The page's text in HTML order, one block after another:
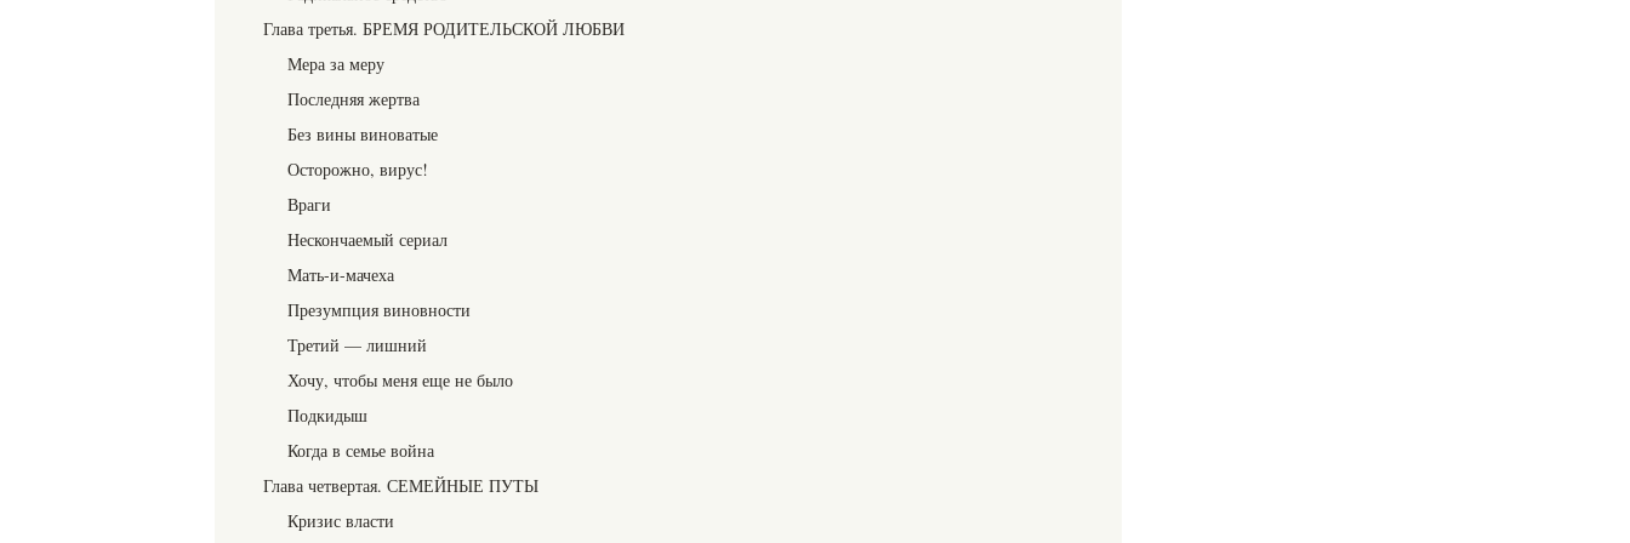
Глава третья. БРЕМЯ РОДИТЕЛЬСКОЙ ЛЮБВИ
Мера за меру
Последняя жертва
Без вины виноватые
Осторожно, вирус!
Враги
Нескончаемый сериал
Мать-и-мачеха
Презумпция виновности
Третий — лишний
Хочу, чтобы меня еще не было
Подкидыш
Когда в семье война
Глава четвертая. СЕМЕЙНЫЕ ПУТЫ
Кризис власти